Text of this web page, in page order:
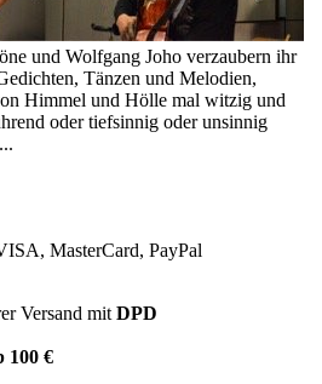
und Wolfgang Joho verzaubern ihr
Tänzen und Melodien,
Himmel und Hölle mal witzig und
oder tiefsinnig oder unsinnig
Versand mit DPD
100 €